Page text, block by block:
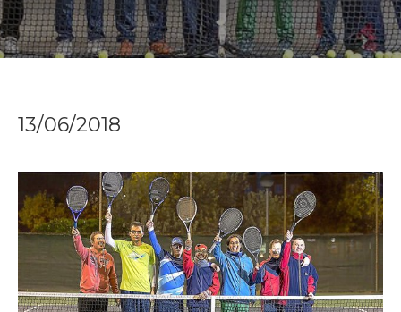
13/06/2018